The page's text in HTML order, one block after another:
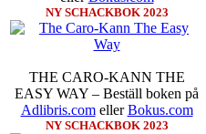
NY SCHACKBOK 2023
THE CARO-KANN THE
EASY WAY – Beställ boken på
Adlibris.comellerBokus.com
NY SCHACKBOK 2023